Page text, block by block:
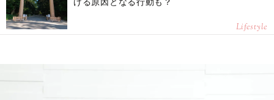
げる原因となる行動も？
Lifestyle